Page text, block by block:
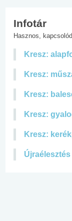
Infotár
Hasznos,
Kresz:
Kresz:
Kresz:
Kresz:
Kresz:
Újraélesztés